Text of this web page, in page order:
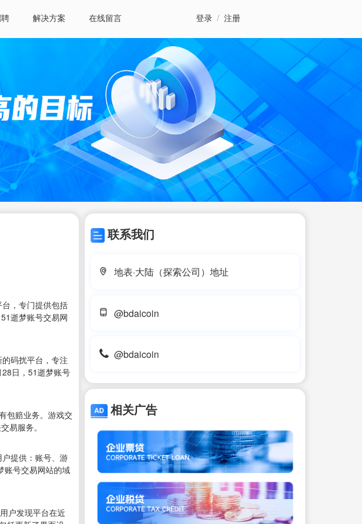
解决方案 在线留言 登录 / 注册
，专门提供包括
逝梦账号交易网
码扰平台，专注
日，51逝梦账号
包赔业务。游戏交
易服务。
提供：账号、游
账号交易网站的域
户发现平台在近
联系我们
地表·大陆（探索公司）地址
@bdaicoin
@bdaicoin
相关广告